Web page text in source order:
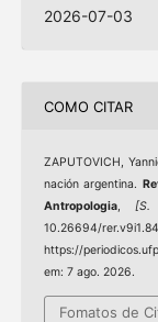
2026-07-03
COMO CITAR
ZAPUTOVICH,
nación argentina.
Antropologia,
10.26694/
https://
em: 7 ago. 2026.
Fomatos de